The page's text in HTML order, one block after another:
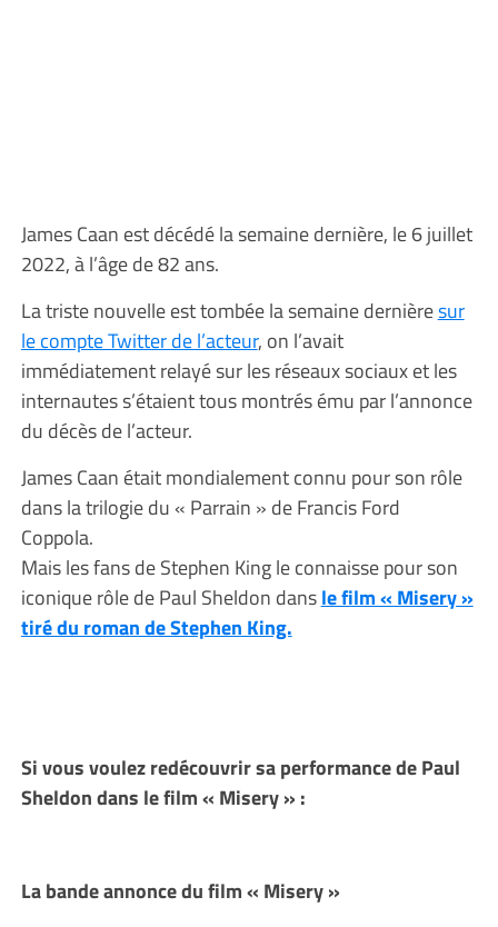
James Caan est décédé la semaine dernière, le 6 juillet
2022, à l’âge de 82 ans.
La triste nouvelle est tombée la semaine dernièresur
le compte Twitter de l’acteur, on l’avait
immédiatement relayé sur les réseaux sociaux et les
internautes s’étaient tous montrés ému par l’annonce
du décès de l’acteur.
James Caan était mondialement connu pour son rôle
dans la trilogie du « Parrain » de Francis Ford
Coppola.
Mais les fans de Stephen King le connaisse pour son
iconique rôle de Paul Sheldon dansle film « Misery »
tiré du roman de Stephen King.
Si vous voulez redécouvrir sa performance de Paul
Sheldon dans le film « Misery » :
La bande annonce du film « Misery »